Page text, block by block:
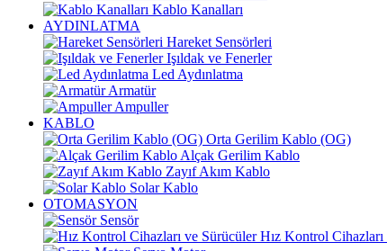
Kablo Kanalları
AYDINLATMA
Hareket Sensörleri
Işıldak ve Fenerler
Led Aydınlatma
Armatür
Ampuller
KABLO
Orta Gerilim Kablo (OG)
Alçak Gerilim Kablo
Zayıf Akım Kablo
Solar Kablo
OTOMASYON
Sensör
Hız Kontrol